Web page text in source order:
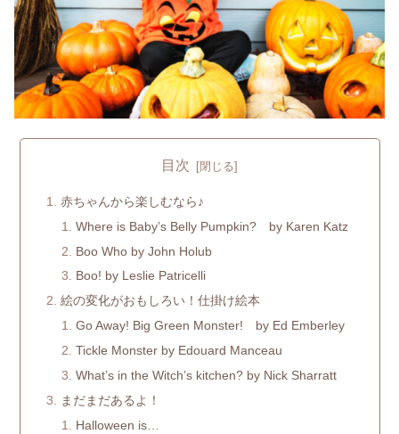
目次
赤ちゃんから楽しむなら♪
Where is Baby’s Belly Pumpkin? by Karen Katz
Boo Who by John Holub
Boo! by Leslie Patricelli
絵の変化がおもしろい！仕掛け絵本
Go Away! Big Green Monster! by Ed Emberley
Tickle Monster by Edouard Manceau
What’s in the Witch’s kitchen? by Nick Sharratt
まだまだあるよ！
Halloween is…